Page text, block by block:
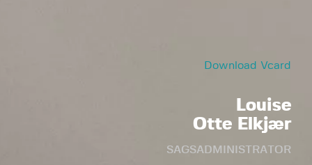
Download Vcard
Louise
Otte Elkjær
SAGSADMINISTRATOR